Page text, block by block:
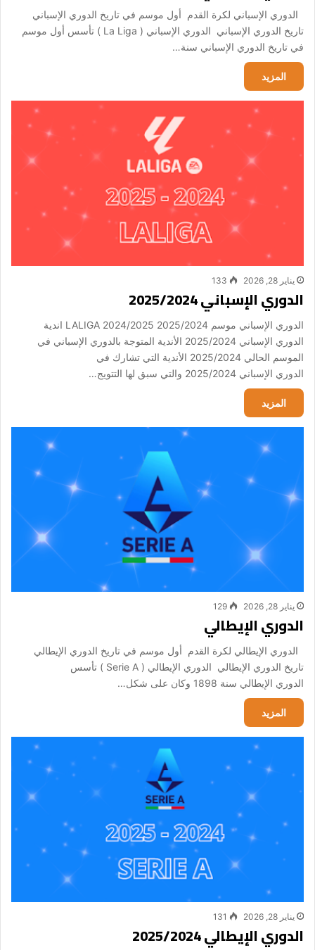
الدوري الإسباني لكرة القدم أول موسم في تاريخ الدوري الإسباني
تاريخ الدوري الإسباني الدوري الإسباني ( La Liga ) تأسس أول موسم
في تاريخ الدوري الإسباني سنة…
المزيد
يناير 28, 2026 133
الدوري الإسباني 2025/2024
الدوري الإسباني موسم 2025/2024 LALIGA 2024/2025 اندية
الدوري الإسباني 2025/2024 الأندية المتوجة بالدوري الإسباني في
الموسم الحالي 2025/2024 الأندية التي تشارك في
الدوري الإسباني 2025/2024 والتي سبق لها التتويج…
المزيد
يناير 28, 2026 129
الدوري الإيطالي
الدوري الإيطالي لكرة القدم أول موسم في تاريخ الدوري الإيطالي
تاريخ الدوري الإيطالي الدوري الإيطالي ( Serie A ) تأسس
الدوري الإيطالي سنة 1898 وكان على شكل…
المزيد
يناير 28, 2026 131
الدوري الإيطالي 2025/2024